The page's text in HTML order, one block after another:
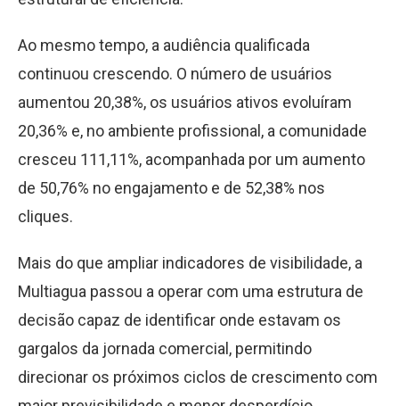
Ao mesmo tempo, a audiência qualificada
continuou crescendo. O número de usuários
aumentou 20,38%, os usuários ativos evoluíram
20,36% e, no ambiente profissional, a comunidade
cresceu 111,11%, acompanhada por um aumento
de 50,76% no engajamento e de 52,38% nos
cliques.
Mais do que ampliar indicadores de visibilidade, a
Multiagua passou a operar com uma estrutura de
decisão capaz de identificar onde estavam os
gargalos da jornada comercial, permitindo
direcionar os próximos ciclos de crescimento com